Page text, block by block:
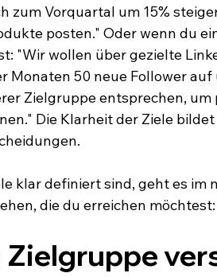
zum Vorquartal um 15%
posten." Oder wenn du
"Wir wollen über gezielte
Monaten 50 neue Follower
Zielgruppe entsprechen,
Die Klarheit der Ziele
klar definiert sind, geht es im
die du erreichen